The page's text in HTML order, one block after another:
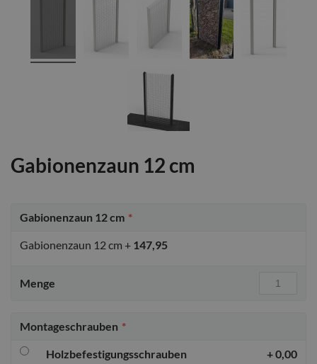
Gabionenzaun 12 cm
Gabionenzaun 12 cm
Gabionenzaun 12 cm + 147,95
Menge
Montageschrauben
Holzbefestigungsschrauben +0,00